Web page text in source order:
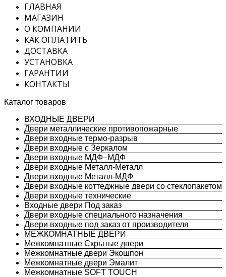
ГЛАВНАЯ
МАГАЗИН
О КОМПАНИИ
КАК ОПЛАТИТЬ
ДОСТАВКА
УСТАНОВКА
ГАРАНТИИ
КОНТАКТЫ
Каталог товаров
ВХОДНЫЕ ДВЕРИ
Двери металлические противопожарные
Двери входные термо-разрыв
Двери входные с Зеркалом
Двери входные МДФ–МДФ
Двери входные Металл-Металл
Двери входные Металл-МДФ
Двери входные коттеджные двери со стеклопакетом
Двери входные технические
Входные двери Под заказ
Двери входные специального назначения
Двери входные под заказ от производителя
МЕЖКОМНАТНЫЕ ДВЕРИ
Межкомнатные Скрытые двери
Межкомнатные двери Экошпон
Межкомнатные двери Эмалит
Межкомнатные SOFT TOUCH